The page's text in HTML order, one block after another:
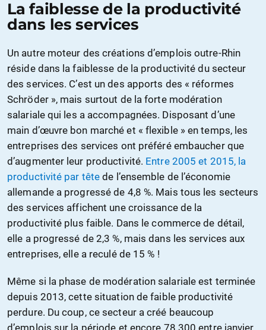
La faiblesse de la productivité
dans les services
Un autre moteur des créations d’emplois outre-Rhin
réside dans la faiblesse de la productivité du secteur
des services. C’est un des apports des « réformes
Schröder », mais surtout de la forte modération
salariale qui les a accompagnées. Disposant d’une
main d’œuvre bon marché et « flexible » en temps, les
entreprises des services ont préféré embaucher que
d’augmenter leur productivité. Entre 2005 et 2015, la
productivité par tête de l’ensemble de l’économie
allemande a progressé de 4,8 %. Mais tous les secteurs
des services affichent une croissance de la
productivité plus faible. Dans le commerce de détail,
elle a progressé de 2,3 %, mais dans les services aux
entreprises, elle a reculé de 15 % !
Même si la phase de modération salariale est terminée
depuis 2013, cette situation de faible productivité
perdure. Du coup, ce secteur a créé beaucoup